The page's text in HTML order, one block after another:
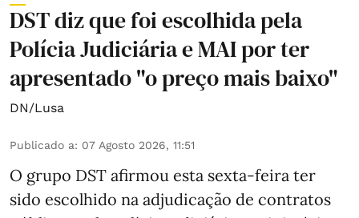
DST diz que foi escolhida pela
Polícia Judiciária e MAI por ter
apresentado "o preço mais baixo"
DN/Lusa
Publicado a: 07 Agosto 2026, 11:51
O grupo DST afirmou esta sexta-feira ter
sido escolhido na adjudicação de contratos